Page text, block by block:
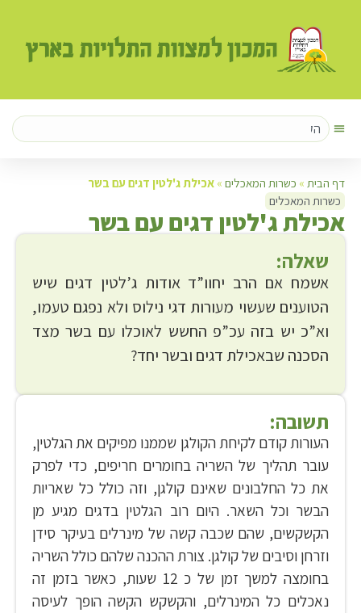
דף הבית » כשרות המאכלים » אכילת ג'לטין דגים עם בשר
כשרות המאכלים
אכילת ג'לטין דגים עם בשר
שאלה:
אשמח אם הרב יחוו”ד אודות ג’לטין דגים שיש
הטוענים שעשוי מעורות דגי נילוס ולא נפגם טעמו,
וא”כ יש בזה עכ”פ החשש לאוכלו עם בשר מצד
הסכנה שבאכילת דגים ובשר יחד?
תשובה:
העורות קודם לקיחת הקולגן שממנו מפיקים את הגלטין,
עובר תהליך של השריה בחומרים חריפים, כדי לפרק
את כל החלבונים שאינם קולגן, וזה כולל כל שאריות
הבשר וכל השאר. היום רוב הגלטין בדגים מגיע מן
הקשקשים, שהם שכבה קשה של מינרלים בעיקר סידן
וזרחן וסיבים של קולגן. צורת ההכנה שלהם כולל השריה
בחומצה למשך זמן של כ 12 שעות, כאשר בזמן זה
נאכלים כל המינרלים, והקשקש הקשה הופך לעיסה